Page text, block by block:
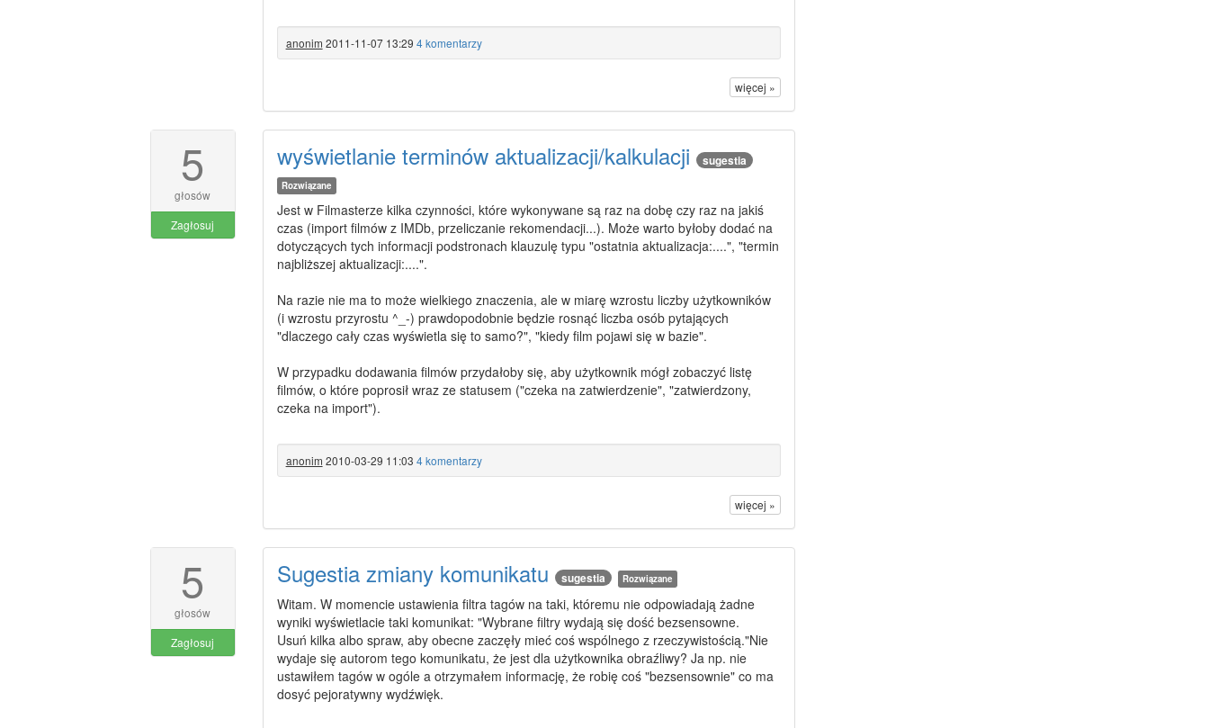
anonim 2011-11-07 13:29 4 komentarzy
więcej »
5
głosów
Zagłosuj
wyświetlanie terminów aktualizacji/kalkulacji sugestia
Rozwiązane
Jest w Filmasterze kilka czynności, które wykonywane są raz na dobę czy raz na jakiś
czas (import filmów z IMDb, przeliczanie rekomendacji...). Może warto byłoby dodać na
dotyczących tych informacji podstronach klauzulę typu "ostatnia aktualizacja:....", "termin
najbliższej aktualizacji:....".
Na razie nie ma to może wielkiego znaczenia, ale w miarę wzrostu liczby użytkowników
(i wzrostu przyrostu ^_-) prawdopodobnie będzie rosnąć liczba osób pytających
"dlaczego cały czas wyświetla się to samo?", "kiedy film pojawi się w bazie".
W przypadku dodawania filmów przydałoby się, aby użytkownik mógł zobaczyć listę
filmów, o które poprosił wraz ze statusem ("czeka na zatwierdzenie", "zatwierdzony,
czeka na import").
anonim 2010-03-29 11:03 4 komentarzy
więcej »
5
głosów
Zagłosuj
Sugestia zmiany komunikatu sugestia Rozwiązane
Witam. W momencie ustawienia filtra tagów na taki, któremu nie odpowiadają żadne
wyniki wyświetlacie taki komunikat: "Wybrane filtry wydają się dość bezsensowne.
Usuń kilka albo spraw, aby obecne zaczęły mieć coś wspólnego z rzeczywistością."Nie
wydaje się autorom tego komunikatu, że jest dla użytkownika obraźliwy? Ja np. nie
ustawiłem tagów w ogóle a otrzymałem informację, że robię coś "bezsensownie" co ma
dosyć pejoratywny wydźwięk.